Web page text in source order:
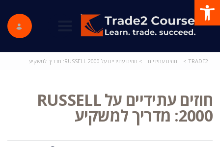
navigation
TRADE2
> חוזים עתידיים > חוזים עתידיים על RUSSELL 2000: מדריך למשקיע
חוזים עתידיים על RUSSELL
2000: מדריך למשקיע